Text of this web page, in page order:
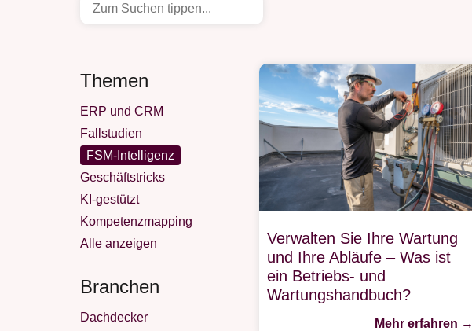
Themen
ERP und CRM
Fallstudien
FSM-Intelligenz
Geschäftstricks
KI-gestützt
Kompetenzmapping
Alle anzeigen
Branchen
Dachdecker
Verwalten Sie Ihre Wartung
und Ihre Abläufe – Was ist
ein Betriebs- und
Wartungshandbuch?
Mehr erfahren →